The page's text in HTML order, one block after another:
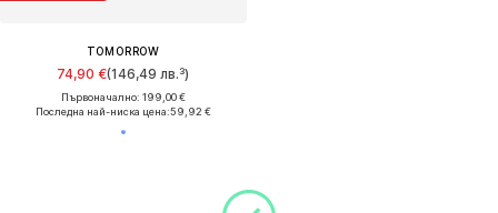
TOMORROW
74,90 €(146,49 лв.³)
Първоначално: 199,00 €
Последна най-ниска цена:59,92 €